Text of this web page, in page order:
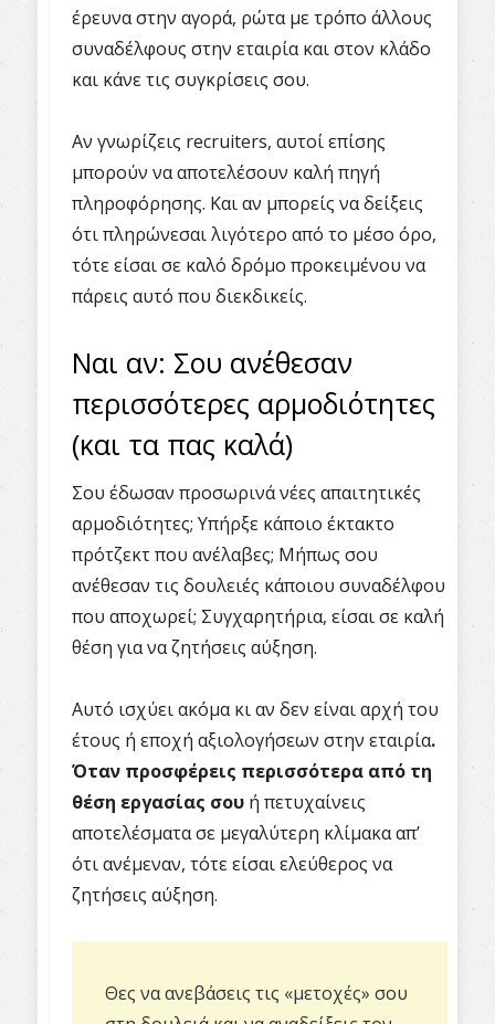
έρευνα στην αγορά, ρώτα με τρόπο άλλους
συναδέλφους στην εταιρία και στον κλάδο
και κάνε τις συγκρίσεις σου.
Αν γνωρίζεις recruiters, αυτοί επίσης
μπορούν να αποτελέσουν καλή πηγή
πληροφόρησης. Και αν μπορείς να δείξεις
ότι πληρώνεσαι λιγότερο από το μέσο όρο,
τότε είσαι σε καλό δρόμο προκειμένου να
πάρεις αυτό που διεκδικείς.
Ναι αν: Σου ανέθεσαν
περισσότερες αρμοδιότητες
(και τα πας καλά)
Σου έδωσαν προσωρινά νέες απαιτητικές
αρμοδιότητες; Υπήρξε κάποιο έκτακτο
πρότζεκτ που ανέλαβες; Μήπως σου
ανέθεσαν τις δουλειές κάποιου συναδέλφου
που αποχωρεί; Συγχαρητήρια, είσαι σε καλή
θέση για να ζητήσεις αύξηση.
Αυτό ισχύει ακόμα κι αν δεν είναι αρχή του
έτους ή εποχή αξιολογήσεων στην εταιρία.
Όταν προσφέρεις περισσότερα από τη
θέση εργασίας σου ή πετυχαίνεις
αποτελέσματα σε μεγαλύτερη κλίμακα απ’
ότι ανέμεναν, τότε είσαι ελεύθερος να
ζητήσεις αύξηση.
Θες να ανεβάσεις τις «μετοχές» σου